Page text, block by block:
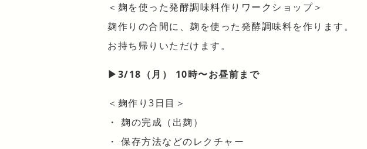
＜麹を使った発酵調味料作りワークショップ＞
麹作りの合間に、麹を使った発酵調味料を作ります。
お持ち帰りいただけます。
▶︎3/18（月） 10時〜お昼前まで
＜麹作り3日目＞
・ 麹の完成（出麹）
・ 保存方法などのレクチャー